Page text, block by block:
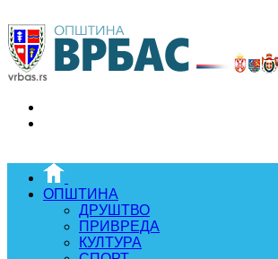
ОПШТИНА
ДРУШТВО
ПРИВРЕДА
КУЛТУРА